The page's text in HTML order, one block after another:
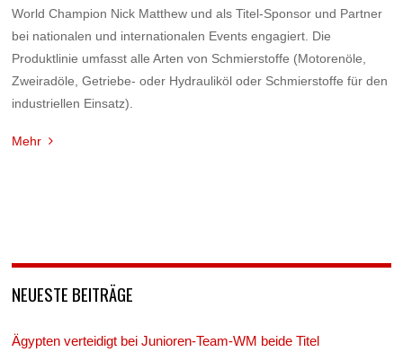
World Champion Nick Matthew und als Titel-Sponsor und Partner
bei nationalen und internationalen Events engagiert. Die
Produktlinie umfasst alle Arten von Schmierstoffe (Motorenöle,
Zweiradöle, Getriebe- oder Hydrauliköl oder Schmierstoffe für den
industriellen Einsatz).
Mehr
NEUESTE BEITRÄGE
Ägypten verteidigt bei Junioren-Team-WM beide Titel